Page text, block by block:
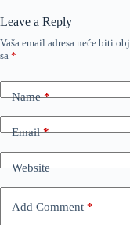
Leave a Reply
Vaša email adresa neće biti
sa *
Name*
Email*
Website
Add Comment *